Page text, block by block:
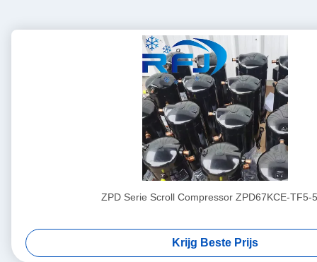
ZPD Serie Scroll Compressor ZPD67KCE-TF5-
Krijg Beste Prijs